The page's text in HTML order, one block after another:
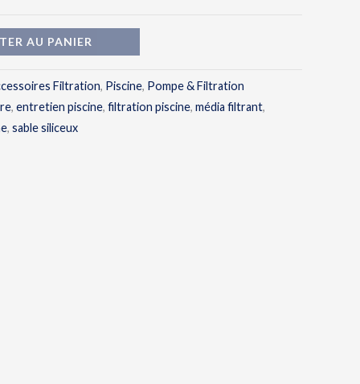
AU PANIER
Filtration, Piscine, Pompe & Filtration
, entretien piscine, filtration piscine, média filtrant,
, sable siliceux